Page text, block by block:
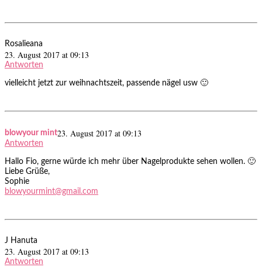
Rosalieana
23. August 2017 at 09:13
Antworten
vielleicht jetzt zur weihnachtszeit, passende nägel usw 🙂
blowyour mint23. August 2017 at 09:13
Antworten
Hallo Fio, gerne würde ich mehr über Nagelprodukte sehen wollen. 🙂
Liebe Grüße,
Sophie
blowyourmint@gmail.com
J Hanuta
23. August 2017 at 09:13
Antworten